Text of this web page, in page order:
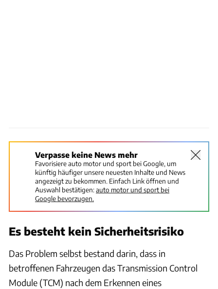
Verpasse keine News mehr
Favorisiere auto motor und sport bei Google, um
künftig häufiger unsere neuesten Inhalte und News
angezeigt zu bekommen. Einfach Link öffnen und
Auswahl bestätigen:auto motor und sport bei
Google bevorzugen.
Es besteht kein Sicherheitsrisiko
Das Problem selbst bestand darin, dass in
betroffenen Fahrzeugen das Transmission Control
Module (TCM) nach dem Erkennen eines